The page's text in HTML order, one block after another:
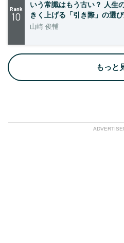
Rank
10
いう常識はもう古い？ 人生
きく上げる「引き際」の選
山崎 俊輔
もっと